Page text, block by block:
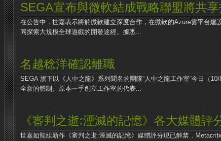
SEGA宣布與微軟結成戰略聯盟將共
在公告中，世嘉表示將於微軟建立深度合作，在微軟的Azure雲平台建
同探索大規模全球遊戲的開發途經。據悉...
名越稔洋確認離職
SEGA 旗下以《人中之龍》系列聞名的團隊“人中之龍工作室”今日（
全新的體制。原本一手創立工作室的代表...
《審判之逝:湮滅的記憶》各大媒體評
世嘉如龍組新作《審判之逝:湮滅的記憶》媒體評分現已解禁，